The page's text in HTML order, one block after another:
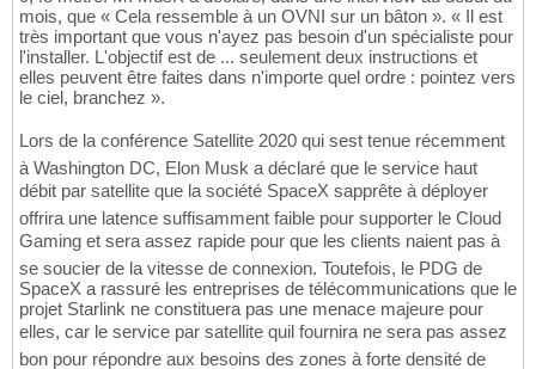
mois, que « Cela ressemble à un OVNI sur un bâton ». « Il est
très important que vous n'ayez pas besoin d'un spécialiste pour
l'installer. L'objectif est de ... seulement deux instructions et
elles peuvent être faites dans n'importe quel ordre : pointez vers
le ciel, branchez ».
Lors de la conférence Satellite 2020 qui sest tenue récemment
à Washington DC, Elon Musk a déclaré que le service haut
débit par satellite que la société SpaceX sapprête à déployer
offrira une latence suffisamment faible pour supporter le Cloud
Gaming et sera assez rapide pour que les clients naient pas à
se soucier de la vitesse de connexion. Toutefois, le PDG de
SpaceX a rassuré les entreprises de télécommunications que le
projet Starlink ne constituera pas une menace majeure pour
elles, car le service par satellite quil fournira ne sera pas assez
bon pour répondre aux besoins des zones à forte densité de